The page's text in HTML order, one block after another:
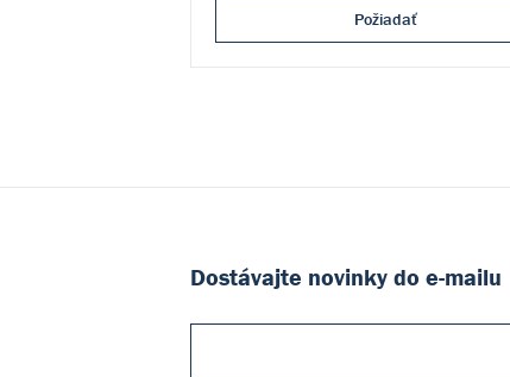
Požiadať
Dostávajte novinky do e-mailu